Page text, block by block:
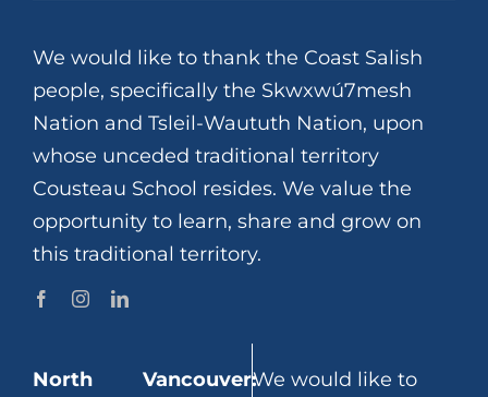
We would like to thank the Coast Salish
people, specifically the Skwxwú7mesh
Nation and Tsleil-Waututh Nation, upon
whose unceded traditional territory
Cousteau School resides. We value the
opportunity to learn, share and grow on
this traditional territory.
North
Vancouver:We would like to